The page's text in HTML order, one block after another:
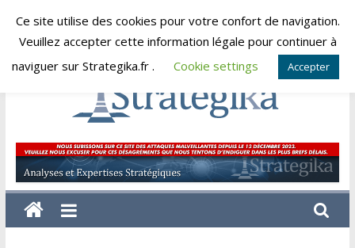
Skip
vendredi, août 7, 2026
Strategika
Expertise
et
Analyses
Ce site utilise des cookies pour votre confort de navigation.
Veuillez accepter cette information légale pour continuer à
naviguer sur Strategika.fr .
Cookie settings Accepter